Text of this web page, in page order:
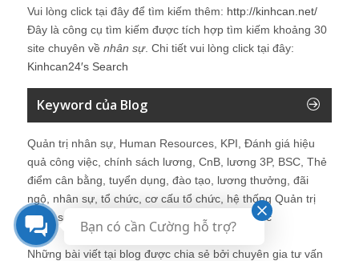
Vui lòng click tại đây để tìm kiếm thêm: http://kinhcan.net/
Đây là công cụ tìm kiếm được tích hợp tìm kiếm khoảng 30
site chuyên về nhân sự. Chi tiết vui lòng click tại đây:
Kinhcan24′s Search
Keyword của Blog
Quản trị nhân sự, Human Resources, KPI, Đánh giá hiệu
quả công việc, chính sách lương, CnB, lương 3P, BSC, Thẻ
điểm cân bằng, tuyển dụng, đào tạo, lương thưởng, đãi
ngộ, nhân sự, tổ chức, cơ cấu tổ chức, hệ thống Quản trị
Nhân sự, trưởng phòng Nhân sự, tái tạo tổ chức
Những bài viết tại blog được chia sẻ bởi chuyên gia tư vấn
Bạn có cần Cường hỗ trợ?